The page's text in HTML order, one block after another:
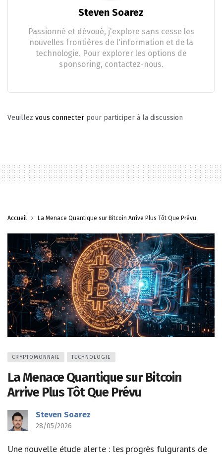
Steven Soarez
Passionné et dévoué, j'explore sans cesse les
nouvelles frontières de l'information et de la
technologie. Pour explorer les options de
sponsoring, contactez-nous.
Veuillez vous connecter pour participer à la discussion
Accueil La Menace Quantique sur Bitcoin Arrive Plus Tôt Que Prévu
CRYPTOMONNAIE TECHNOLOGIE
La Menace Quantique sur Bitcoin
Arrive Plus Tôt Que Prévu
Steven Soarez
28/05/2026
Une nouvelle étude alerte : les progrès fulgurants de